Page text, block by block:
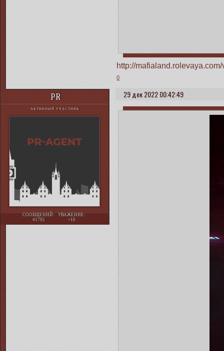
http://
0
29 дек 2022 00:42:49
PR
АКТИВНЫЙ УЧАСТНИК
СООБЩЕНИЙ:
41792
УВАЖЕНИЕ:
+10